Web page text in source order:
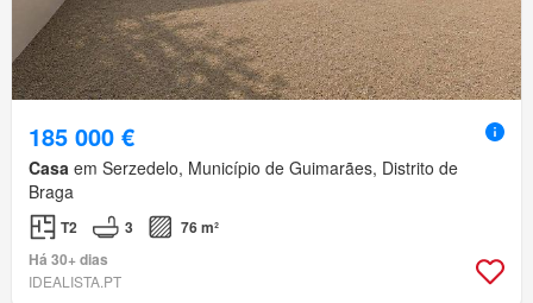
185 000 €
Casa em Serzedelo, Município de Guimarães, Distrito de
Braga
T2 3
76 m²
Há 30+ dias
IDEALISTA.PT